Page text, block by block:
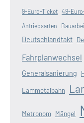
9-Euro-Ticket 49-
Antriebsarten
Deutschlandtakt
Fahrplanwechsel
Generalsanierung
Lammetalbahn
Metronom Mängel